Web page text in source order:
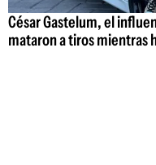
César Gastelum, el
mataron a tiros mientras